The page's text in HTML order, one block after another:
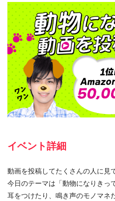
イベント詳細
動画を投稿してたくさんの人に見
今日のテーマは「動物になりきっ
耳をつけたり、鳴き声のモノマネ